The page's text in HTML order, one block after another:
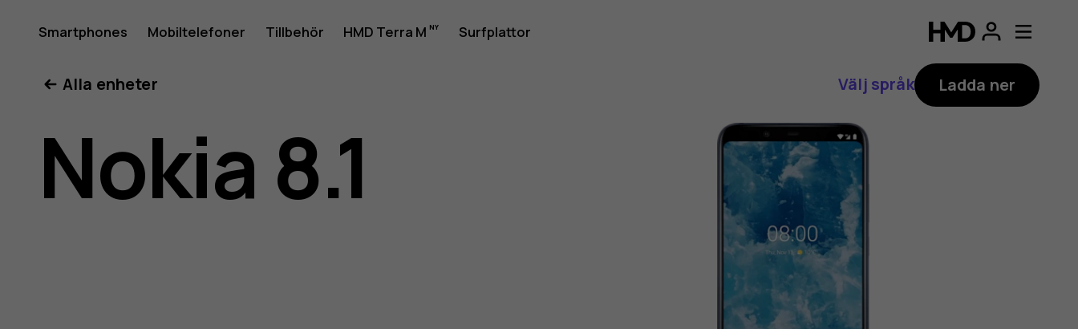
Användarhandbok
för
Nokia
Smartphones Mobiltelefoner Tillbehör HMD Terra M Surfplattor
Alla enheter
Välj språk Ladda ner
Nokia 8.1